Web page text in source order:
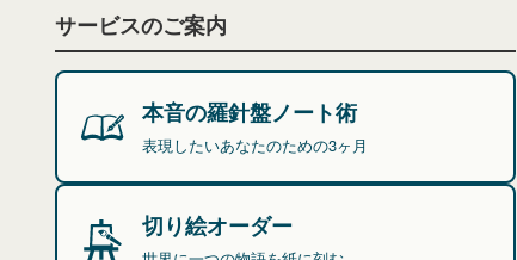
サービスのご案内
本音の羅針盤ノート術
表現したいあなたのための3ヶ月
切り絵オーダー